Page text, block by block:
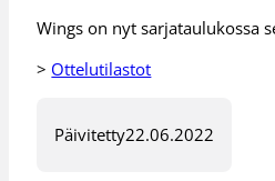
Wings on nyt sarjataulukossa
> Ottelutilastot
Päivitetty22.06.2022